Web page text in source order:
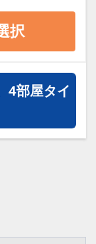
調和が
年）
いも大
もに宮
してい
った者
（ソフ
ー利用
ラン」
択
4部屋タイ